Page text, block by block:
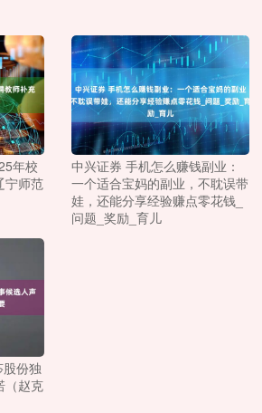
年校
宁师范
中兴证券 手机怎么赚钱副业：
一个适合宝妈的副业，不耽误带
娃，还能分享经验赚点零花钱_
问题_奖励_育儿
份独
（赵克